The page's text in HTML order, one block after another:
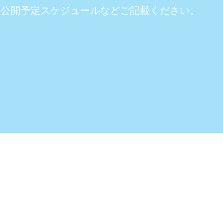
公開予定スケジュールなどご記載ください。